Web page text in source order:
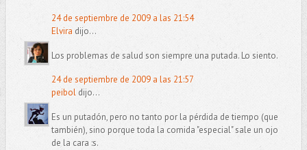
24 de septiembre de 2009 a las 21:54
Elvira dijo...
Los problemas de salud son siempre una putada. Lo siento.
24 de septiembre de 2009 a las 21:57
peiboldijo...
Es un putadón, pero no tanto por la pérdida de tiempo (que
también), sino porque toda la comida "especial" sale un ojo
de la cara :s.